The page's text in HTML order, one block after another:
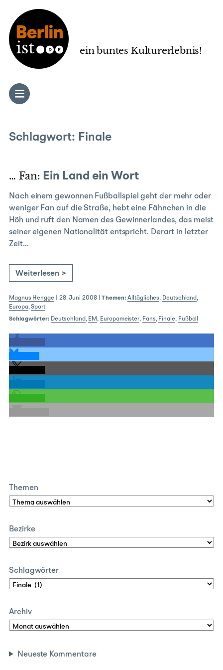
ein buntes Kulturerlebnis!
Schlagwort: Finale
… Fan: Ein Land ein Wort
Nach einem gewonnen Fußballspiel geht der mehr oder
weniger Fan auf die Straße, hebt eine Fähnchen in die
Höh und ruft den Namen des Gewinnerlandes, das meist
seiner eigenen Nationalität entspricht. Derart in letzter
Zeit…
Weiterlesen >
Magnus Hengge| 28. Juni 2008|Themen: Alltägliches, Deutschland,
Europa,Sport
Schlagwörter: Deutschland, EM, Europameister, Fans, Finale, Fußball
Themen
Bezirke
Schlagwörter
Archiv
Neueste Kommentare